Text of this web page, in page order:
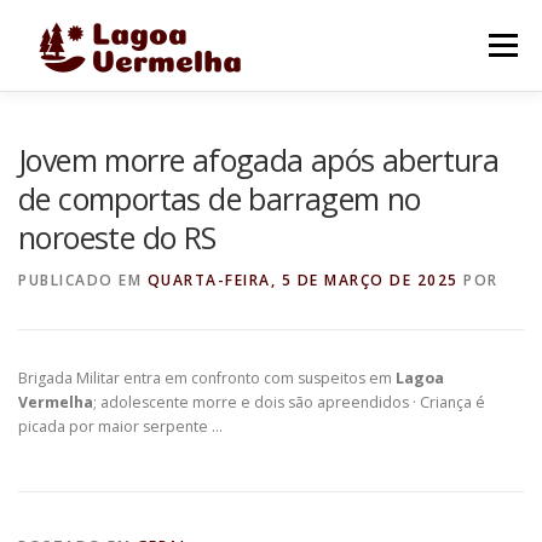
Menu
FALE CONOSCO
Jovem morre afogada após abertura
de comportas de barragem no
noroeste do RS
PUBLICADO EM QUARTA-FEIRA, 5 DE MARÇO DE 2025 POR
Brigada Militar entra em confronto com suspeitos em Lagoa
Vermelha; adolescente morre e dois são apreendidos · Criança é
picada por maior serpente …